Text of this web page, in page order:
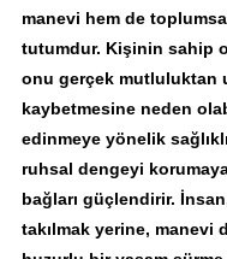
manevi hem de
tutumdur. Kişinin sahip
onu gerçek mutluluktan
kaybetmesine neden
edinmeye yönelik
ruhsal dengeyi
bağları güçlendirir.
takılmak yerine, manevi